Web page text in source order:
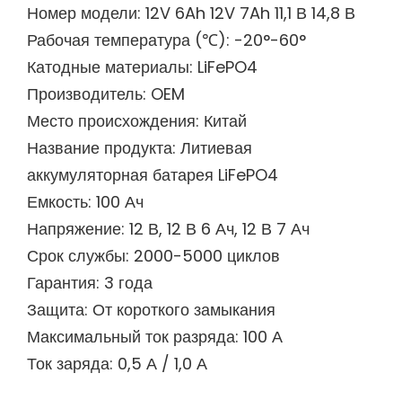
Номер модели: 12V 6Ah 12V 7Ah 11,1 В 14,8 В
Рабочая температура (℃): -20°-60°
Катодные материалы: LiFePO4
Производитель: OEM
Место происхождения: Китай
Название продукта: Литиевая
аккумуляторная батарея LiFePO4
Емкость: 100 Ач
Напряжение: 12 В, 12 В 6 Ач, 12 В 7 Ач
Срок службы: 2000-5000 циклов
Гарантия: 3 года
Защита: От короткого замыкания
Максимальный ток разряда: 100 А
Ток заряда: 0,5 А / 1,0 А